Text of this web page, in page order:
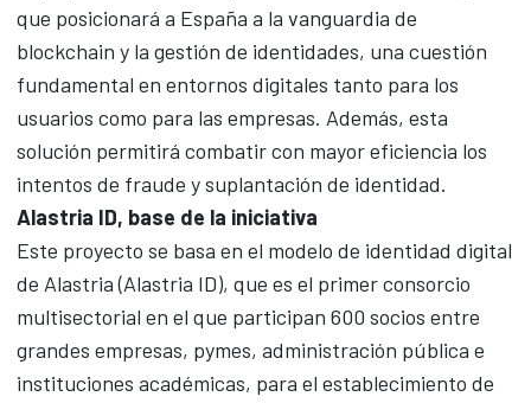
que posicionará a España a la vanguardia de
blockchain y la gestión de identidades, una cuestión
fundamental en entornos digitales tanto para los
usuarios como para las empresas. Además, esta
solución permitirá combatir con mayor eficiencia los
intentos de fraude y suplantación de identidad.
Alastria ID, base de la iniciativa
Este proyecto se basa en el modelo de identidad digital
de Alastria (Alastria ID), que es el primer consorcio
multisectorial en el que participan 600 socios entre
grandes empresas, pymes, administración pública e
instituciones académicas, para el establecimiento de